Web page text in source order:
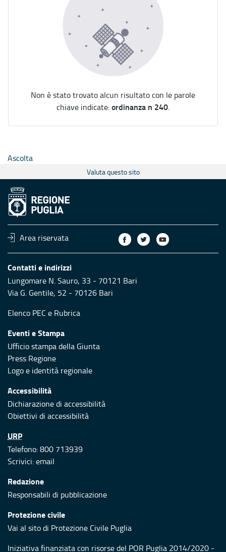
Non è stato trovato alcun risultato con le parole
chiave indicate:ordinanza n 240.
Ascolta
Valuta questo sito
Area riservata
Contatti e indirizzi
Lungomare N. Sauro, 33 - 70121 Bari
Via G. Gentile, 52 - 70126 Bari
Elenco PEC e Rubrica
Eventi e Stampa
Ufficio stampa della Giunta
Press Regione
Logo e identità regionale
Accessibilità
Dichiarazione di accessibilità
Obiettivi di accessibilità
URP
Telefono: 800 713939
Scrivici:email
Redazione
Responsabili di pubblicazione
Protezione civile
Vai al sito di Protezione Civile Puglia
Iniziativa finanziata con risorse del POR Puglia 2014/2020 -